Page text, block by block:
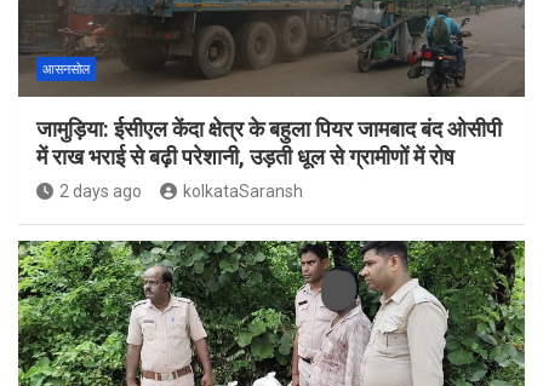
आसनसोल
जामुड़िया: ईसीएल केंदा क्षेत्र के बहुला पियर जामबाद बंद ओसीपी
में राख भराई से बढ़ी परेशानी, उड़ती धूल से ग्रामीणों में रोष
2 days ago kolkataSaransh